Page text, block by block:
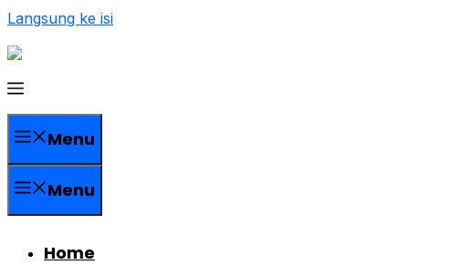
Langsung ke isi
Menu
Menu
Home